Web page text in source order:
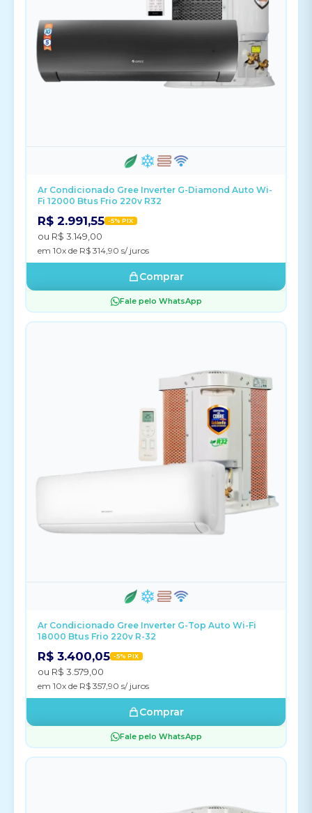
Ar Condicionado Gree Inverter G-Diamond Auto Wi-
Fi 12000 Btus Frio 220v R32
R$ 2.991,55 -5% PIX
ou R$ 3.149,00
em 10x de R$ 314,90 s/ juros
Comprar
Fale pelo WhatsApp
Ar Condicionado Gree Inverter G-Top Auto Wi-Fi
18000 Btus Frio 220v R-32
R$ 3.400,05 -5% PIX
ou R$ 3.579,00
em 10x de R$ 357,90 s/ juros
Comprar
Fale pelo WhatsApp